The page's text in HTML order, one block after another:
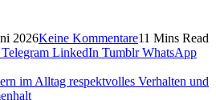
2026Keine Kommentare11 Mins Read
Telegram LinkedIn Tumblr WhatsApp